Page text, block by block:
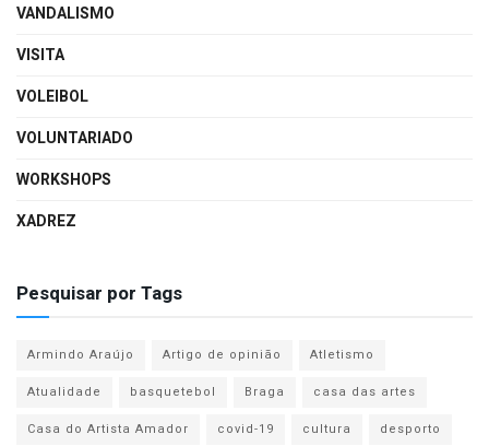
VANDALISMO
VISITA
VOLEIBOL
VOLUNTARIADO
WORKSHOPS
XADREZ
Pesquisar por Tags
Armindo Araújo Artigo de opinião
Atletismo
Atualidade
basquetebol Braga
casa das artes
Casa do Artista Amador
covid-19 cultura
desporto